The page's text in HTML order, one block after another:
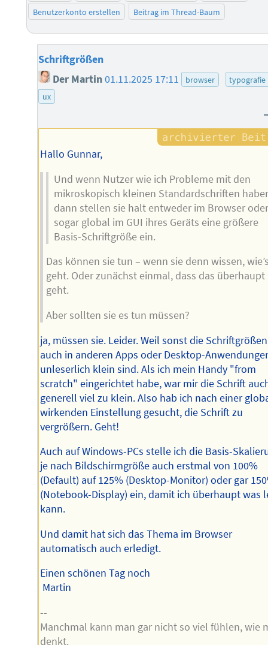
Benutzerkonto erstellen
Beitrag im Thread-Baum
Schriftgrößen
Der Martin01.11.2025 17:11 browser
typografie
ux
Hallo Gunnar,
Und wenn Nutzer wie ich Probleme mit den
mikroskopisch kleinen Standardschriften
dann stellen sie halt entweder im Browser oder
sogar global im GUI ihres Geräts eine größere
Basis-Schriftgröße ein.
Das können sie tun – wenn sie denn wissen,
geht. Oder zunächst einmal, dass das überhaupt
geht.
Aber sollten sie es tun müssen?
ja, müssen sie. Leider. Weil sonst die Schriftgrößen
auch in anderen Apps oder Desktop-
unleserlich klein sind. Als ich mein Handy "from
scratch" eingerichtet habe, war mir die Schrift
generell viel zu klein. Also hab ich nach einer
wirkenden Einstellung gesucht, die Schrift zu
vergrößern. Geht!
Auch auf Windows-PCs stelle ich die Basis-
je nach Bildschirmgröße auch erstmal von 100%
(Default) auf 125% (Desktop-Monitor) oder gar
(Notebook-Display) ein, damit ich überhaupt was
kann.
Und damit hat sich das Thema im Browser
automatisch auch erledigt.
Einen schönen Tag noch
Martin
--
Manchmal kann man gar nicht so viel fühlen, wie
denkt.